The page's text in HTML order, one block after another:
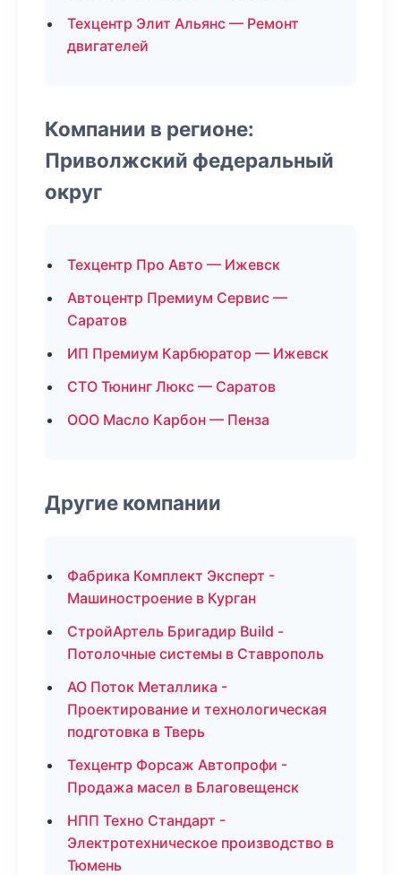
Техцентр Элит Альянс — Ремонт
двигателей
Компании в регионе:
Приволжский федеральный
округ
Техцентр Про Авто — Ижевск
Автоцентр Премиум Сервис —
Саратов
ИП Премиум Карбюратор — Ижевск
СТО Тюнинг Люкс — Саратов
ООО Масло Карбон — Пенза
Другие компании
Фабрика Комплект Эксперт -
Машиностроение в Курган
СтройАртель Бригадир Build -
Потолочные системы в Ставрополь
АО Поток Металлика -
Проектирование и технологическая
подготовка в Тверь
Техцентр Форсаж Автопрофи -
Продажа масел в Благовещенск
НПП Техно Стандарт -
Электротехническое производство в
Тюмень